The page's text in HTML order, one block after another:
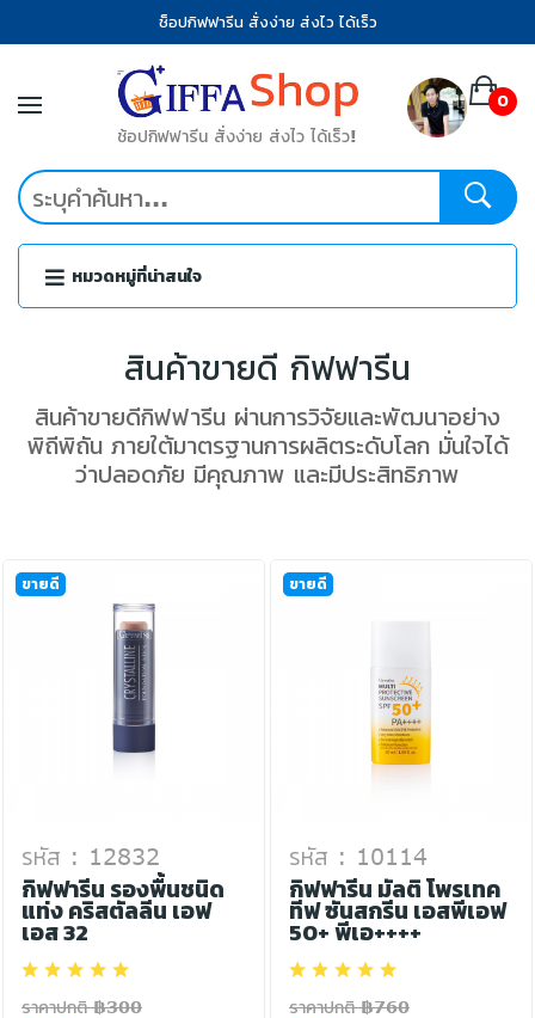
ช็อปกิฟฟารีน สั่งง่าย ส่งไว ได้เร็ว
ช้อปกิฟฟารีน สั่งง่าย ส่งไว ได้เร็ว!
0
หมวดหมู่ที่น่าสนใจ
สินค้าขายดี กิฟฟารีน
สินค้าขายดีกิฟฟารีน ผ่านการวิจัยและพัฒนาอย่าง
พิถีพิถัน ภายใต้มาตรฐานการผลิตระดับโลก มั่นใจได้
ว่าปลอดภัย มีคุณภาพ และมีประสิทธิภาพ
ขายดี
รหัส : 12832
กิฟฟารีน รองพื้นชนิด
แท่ง คริสตัลลีน เอฟ
เอส 32
ราคาปกติ ฿300
ขายดี
รหัส : 10114
กิฟฟารีน มัลติ โพรเทค
ทีฟ ซันสกรีน เอสพีเอฟ
50+ พีเอ++++
ราคาปกติ ฿760